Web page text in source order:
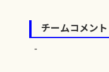
チームコメント